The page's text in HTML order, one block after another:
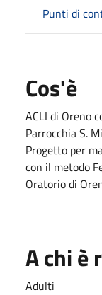
Punti di
Cos'è
ACLI di Oreno
Parrocchia S.
Progetto per
con il metodo
Oratorio di
A chi è
Adulti